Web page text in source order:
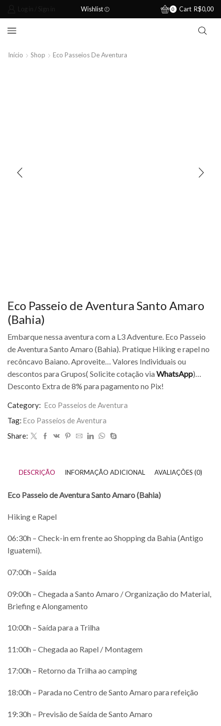
Log in / Sign in Wishlist 0 Cart R$0,00
Início Shop Eco Passeios De Aventura
Eco Passeio de Aventura Santo Amaro
(Bahia)
Embarque nessa aventura com a L3 Adventure. Eco Passeio
de Aventura Santo Amaro (Bahia). Pratique Hiking e rapel no
recôncavo Baiano. Aproveite… Valores Individuais ou
descontos para Grupos( Solicite cotação viaWhatsApp)…
Desconto Extra de 8% para pagamento no Pix!
Category: Eco Passeios de Aventura
Tag: Eco Passeios de Aventura
Share:
DESCRIÇÃO INFORMAÇÃO ADICIONAL AVALIAÇÕES (0)
Eco Passeio de Aventura Santo Amaro (Bahia)
Hiking e Rapel
06:30h – Check-in em frente ao Shopping da Bahia (Antigo
Iguatemi).
07:00h – Saída
09:00h – Chegada a Santo Amaro / Organização do Material,
Briefing e Alongamento
10:00h – Saída para a Trilha
11:00h – Chegada ao Rapel / Montagem
17:00h – Retorno da Trilha ao camping
18:00h – Parada no Centro de Santo Amaro para refeição
19:30h – Previsão de Saída de Santo Amaro